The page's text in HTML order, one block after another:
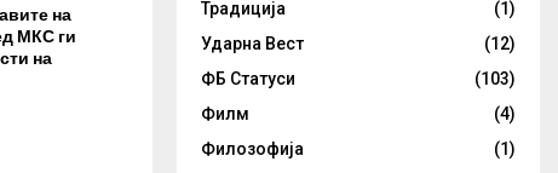
на
МКС ги
на
Традиција
(1)
Ударна Вест
(12)
ФБ Статуси
(103)
Филм
(4)
Филозофија
(1)